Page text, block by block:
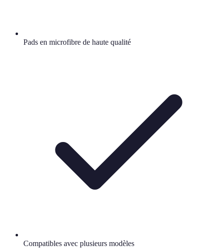
Pads en microfibre de haute qualité
Compatibles avec plusieurs modèles